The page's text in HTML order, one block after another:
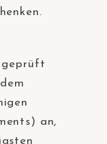
geprüft
an,